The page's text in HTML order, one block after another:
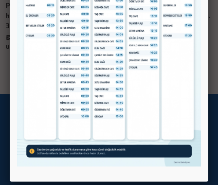
Programda emeği bulunan öğretmenlerimize ve çocuklarımızı
her koşulda destekleyen ailelerine gönülden teşekkür ediyorum.
3 Aralık Dünya Engelliler Günü’nü yürekten kutluyor, tüm özel
gereksinimli vatandaşlarımızın her daim sevgiyle, güvenle ve
umutla yürüdükleri bir gelecek diliyorum.
Demre Belediyesi
Adres:Gökyazı Mahallesi Mustafa Masatlı Caddesi No:1
Demre/Antalya